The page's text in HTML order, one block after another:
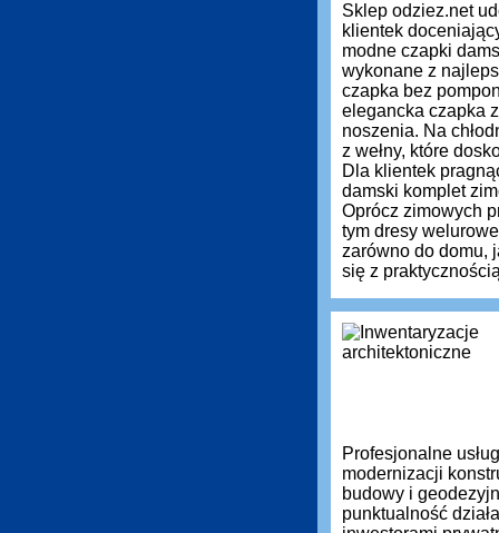
Sklep odziez.net
klientek
modne czapki
wykonane z
czapka bez
elegancka czapka
noszenia. Na
z wełny, które
Dla klientek
damski komplet
Oprócz zimowych
tym dresy
zarówno do domu,
się z
Profesjonalne
modernizacji
budowy i
punktualność